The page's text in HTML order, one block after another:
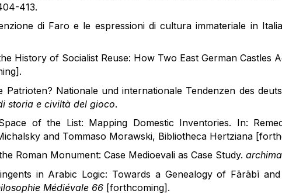
413.
di Faro e le espressioni di cultura immateriale in
History of Socialist Reuse: How Two East German Castles
Patrioten? Nationale und internationale Tendenzen des
storia e civiltà del gioco.
of the List: Mapping Domestic Inventories. In:
and Tommaso Morawski, Bibliotheca Hertziana
Roman Monument: Case Medioevali as Case Study.
in Arabic Logic: Towards a Genealogy of Fārābī
Médiévale 66[forthcoming].